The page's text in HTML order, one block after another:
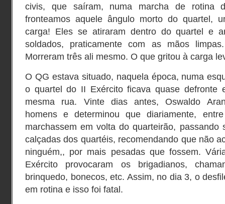
civis, que saíram, numa marcha de rotina
fronteamos aquele ângulo morto do quartel,
carga! Eles se atiraram dentro do quartel e
soldados, praticamente com as mãos
Morreram três ali mesmo. O que gritou à carga
O QG estava situado, naquela época, numa
o quartel do II Exército ficava quase defronte
mesma rua. Vinte dias antes, Oswaldo
homens e determinou que diariamente,
marchassem em volta do quarteirão, passando
calçadas dos quartéis, recomendando que não
ninguém,, por mais pesadas que fossem.
Exército provocaram os brigadianos,
brinquedo, bonecos, etc. Assim, no dia 3, o
em rotina e isso foi fatal.